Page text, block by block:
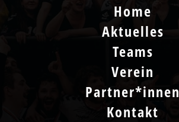
Home
Aktuelles
Teams
Verein
Partner*innen
Kontakt